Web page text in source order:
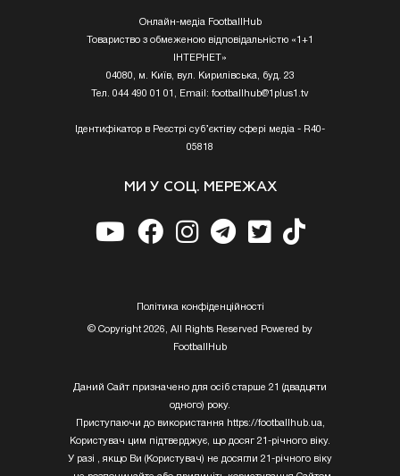
Онлайн-медіа FootballHub
Товариство з обмеженою відповідальністю «1+1
ІНТЕРНЕТ»
04080, м. Київ, вул. Кирилівська, буд. 23
Тел. 044 490 01 01, Email: footballhub@1plus1.tv
Ідентифікатор в Реєстрі суб’єктіву сфері медіа - R40-
05818
МИ У СОЦ. МЕРЕЖАХ
Полiтика конфiденцiйностi
© Copyright 2026, All Rights Reserved Powered by
FootballHub
Даний Сайт призначено для осіб старше 21 (двадцяти
одного) року.
Приступаючи до використання https://footballhub.ua,
Користувач цим підтверджує, що досяг 21-річного віку.
У разі , якщо Ви (Користувач) не досягли 21-річного віку